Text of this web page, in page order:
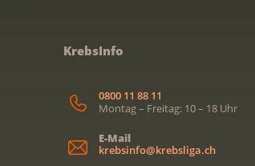
KrebsInfo
0800 11 88 11
Montag – Freitag: 10 – 18 Uhr
E-Mail
krebsinfo@krebsliga.ch